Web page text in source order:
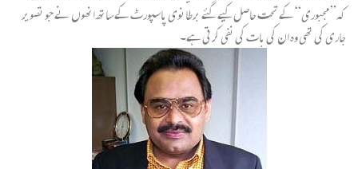
کہ” مجبوری“ کے تحت حاصل کیے گئے برطانوی پاسپورٹ کے ساتھ انھوں نے جو تصویر
جاری کی تھی وہ ان کی بات کی نفی کرتی ہے۔